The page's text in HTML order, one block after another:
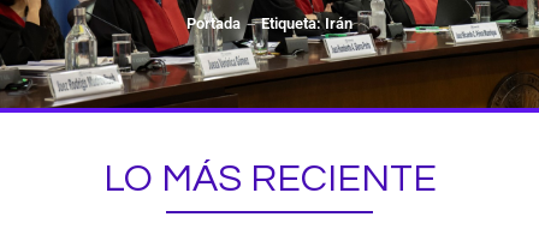
Portada Etiqueta: Irán
LO MÁS RECIENTE